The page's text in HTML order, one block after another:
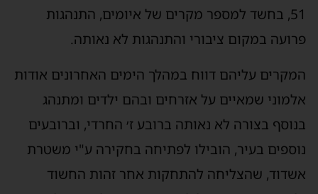
51, בחשד למספר מקרים של איומים, התנהגות
פרועה במקום ציבורי והתנהגות לא נאותה.
המקרים עליהם דווח במהלך הימים האחרונים אודות
אלמוני שמאיים על אזרחים ובהם ילדים ומתנהג
בנוסף בצורה לא נאותה ברובע ז׳ החרדי, וברובעים
נוספים בעיר, הובילו לפתיחה בחקירה ע"י משטרת
אשדוד, שהצליחה להתחקות אחר זהות החשוד